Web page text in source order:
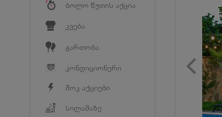
ბოლო წუთის აქცია
კვება
გართობა
კონდიციონერი
შოკ აქციები
სილამაზე